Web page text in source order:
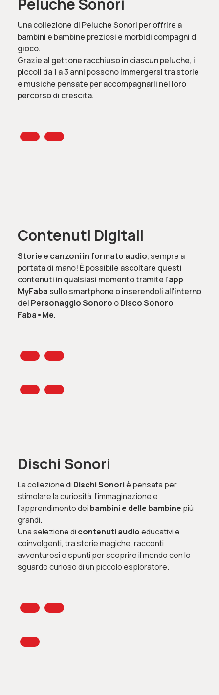
Peluche Sonori
Una collezione di Peluche Sonori per offrire a
bambini e bambine preziosi e morbidi compagni di
gioco.
Grazie al gettone racchiuso in ciascun peluche, i
piccoli da 1 a 3 anni possono immergersi tra storie
e musiche pensate per accompagnarli nel loro
percorso di crescita.
Contenuti Digitali
Storie e canzoni in formato audio, sempre a
portata di mano! È possibile ascoltare questi
contenuti in qualsiasi momento tramite l’app
MyFaba sullo smartphone o inserendoli all'interno
del Personaggio Sonoro oDisco Sonoro
Faba•Me.
Dischi Sonori
La collezione di Dischi Sonoriè pensata per
stimolare la curiosità, l’immaginazione e
l’apprendimento dei bambini e delle bambine più
grandi.
Una selezione di contenuti audioeducativi e
coinvolgenti, tra storie magiche, racconti
avventurosi e spunti per scoprire il mondo con lo
sguardo curioso di un piccolo esploratore.